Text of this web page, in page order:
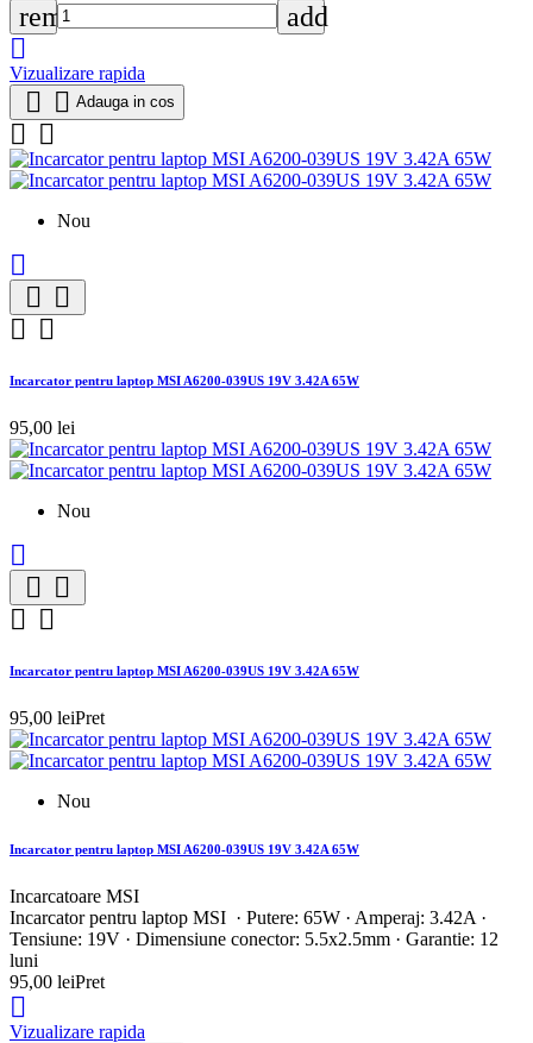
remove
add

Vizualizare rapida
  Adauga in cos
 
Nou





Incarcator pentru laptop MSI A6200-039US 19V 3.42A 65W
95,00 lei
Nou

 
 
Incarcator pentru laptop MSI A6200-039US 19V 3.42A 65W
95,00 leiPret
Nou
Incarcator pentru laptop MSI A6200-039US 19V 3.42A 65W
Incarcatoare MSI
Incarcator pentru laptop MSI · Putere: 65W · Amperaj: 3.42A ·
Tensiune: 19V · Dimensiune conector: 5.5x2.5mm · Garantie: 12
luni
95,00 leiPret

Vizualizare rapida